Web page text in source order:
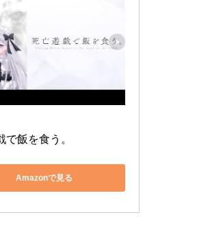
で飯を食う。
Amazonで見る